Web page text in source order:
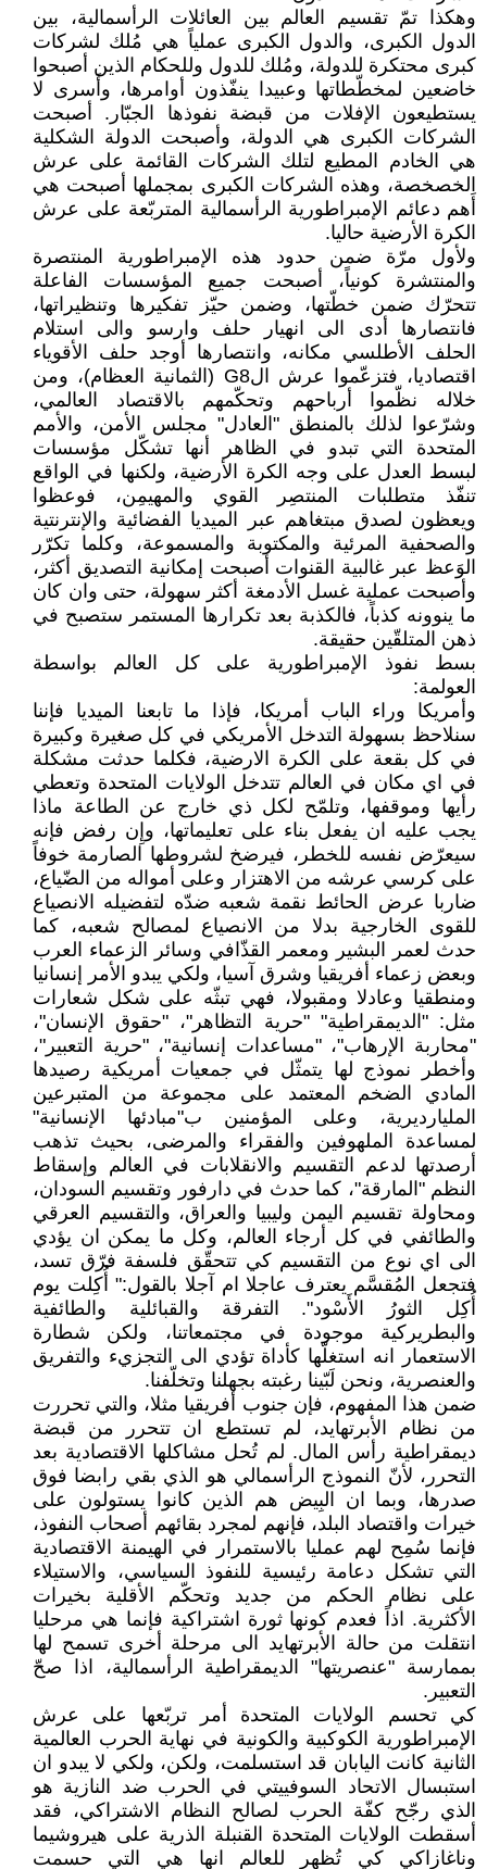
وهكذا تمّ تقسيم العالم بين العائلات الرأسمالية، بين
الدول الكبرى، والدول الكبرى عملياً هي مُلك لشركات
كبرى محتكرة للدولة، ومُلك للدول وللحكام الذين أصبحوا
خاضعين لمخطّطاتها وعبيدا ينفّذون أوامرها، وأَسرى لا
يستطيعون الإفلات من قبضة نفوذها الجبّار. أصبحت
الشركات الكبرى هي الدولة، وأصبحت الدولة الشكلية
هي الخادم المطيع لتلك الشركات القائمة على عرش
الخصخصة، وهذه الشركات الكبرى بمجملها أصبحت هي
أَهم دعائم الإمبراطورية الرأسمالية المتربّعة على عرش
الكرة الأرضية حاليا.
ولأول مرّة ضمن حدود هذه الإمبراطورية المنتصرة
والمنتشرة كونياً، أصبحت جميع المؤسسات الفاعلة
تتحرّك ضمن خطّتها، وضمن حيّز تفكيرها وتنظيراتها،
فانتصارها أدى الى انهيار حلف وارسو والى استلام
الحلف الأطلسي مكانه، وانتصارها أوجد حلف الأقوياء
اقتصاديا، فتزعّموا عرش الG8 (الثمانية العظام)، ومن
خلاله نظّموا أرباحهم وتحكّمهم بالاقتصاد العالمي،
وشرّعوا لذلك بالمنطق "العادل" مجلس الأمن، والأمم
المتحدة التي تبدو في الظاهر أنها تشكّل مؤسسات
لبسط العدل على وجه الكرة الأرضية، ولكنها في الواقع
تنفّذ متطلبات المنتصِر القوي والمهيمِن، فوعظوا
ويعظون لصدق مبتغاهم عبر الميديا الفضائية والإنترنتية
والصحفية المرئية والمكتوبة والمسموعة، وكلما تكرّر
الوَعظ عبر غالبية القنوات أصبحت إمكانية التصديق أكثر،
وأصبحت عملية غسل الأدمغة أكثر سهولة، حتى وان كان
ما ينوونه كذباً، فالكذبة بعد تكرارها المستمر ستصبح في
ذهن المتلقّين حقيقة.
بسط نفوذ الإمبراطورية على كل العالم بواسطة
العولمة:
وأمريكا وراء الباب أمريكا، فإذا ما تابعنا الميديا فإننا
سنلاحظ بسهولة التدخل الأمريكي في كل صغيرة وكبيرة
في كل بقعة على الكرة الارضية، فكلما حدثت مشكلة
في اي مكان في العالم تتدخل الولايات المتحدة وتعطي
رأيها وموقفها، وتلمّح لكل ذي خارج عن الطاعة ماذا
يجب عليه ان يفعل بناء على تعليماتها، وإِن رفض فإنه
سيعرّض نفسه للخطر، فيرضخ لشروطها الصارمة خوفاً
على كرسي عرشه من الاهتزار وعلى أمواله من الضّياع،
ضاربا عرض الحائط نقمة شعبه ضدّه لتفضيله الانصياع
للقوى الخارجية بدلا من الانصياع لمصالح شعبه، كما
حدث لعمر البشير ومعمر القذّافي وسائر الزعماء العرب
وبعض زعماء أفريقيا وشرق آسيا، ولكي يبدو الأمر إنسانيا
ومنطقيا وعادلا ومقبولا، فهي تبثّه على شكل شعارات
مثل: "الديمقراطية" "حرية التظاهر"، "حقوق الإنسان"،
"محاربة الإرهاب"، "مساعدات إنسانية"، "حرية التعبير"،
وأخطر نموذج لها يتمثّل في جمعيات أمريكية رصيدها
المادي الضخم المعتمد على مجموعة من المتبرعين
المليارديرية، وعلى المؤمنين ب"مبادئها الإنسانية"
لمساعدة الملهوفين والفقراء والمرضى، بحيث تذهب
أرصدتها لدعم التقسيم والانقلابات في العالم وإسقاط
النظم "المارقة"، كما حدث في دارفور وتقسيم السودان،
ومحاولة تقسيم اليمن وليبيا والعراق، والتقسيم العرقي
والطائفي في كل أرجاء العالم، وكل ما يمكن ان يؤدي
الى اي نوع من التقسيم كي تتحقّق فلسفة فرّق تسد،
فتجعل المُقسَّم يعترف عاجلا ام آجلا بالقول:" أُكِلت يوم
أُكِل الثورُ الأَسْود". التفرقة والقبائلية والطائفية
والبطريركية موجودة في مجتمعاتنا، ولكن شطارة
الاستعمار انه استغلّها كأداة تؤدي الى التجزيء والتفريق
والعنصرية، ونحن لَبّينا رغبته بجهلنا وتخلّفنا.
ضمن هذا المفهوم، فإن جنوب أفريقيا مثلا، والتي تحررت
من نظام الأبرتهايد، لم تستطع ان تتحرر من قبضة
ديمقراطية رأس المال. لم تُحل مشاكلها الاقتصادية بعد
التحرر، لأنّ النموذج الرأسمالي هو الذي بقي رابضا فوق
صدرها، وبما ان البِيض هم الذين كانوا يستولون على
خيرات واقتصاد البلد، فإنهم لمجرد بقائهم أصحاب النفوذ،
فإنما سُمِح لهم عمليا بالاستمرار في الهيمنة الاقتصادية
التي تشكل دعامة رئيسية للنفوذ السياسي، والاستيلاء
على نظام الحكم من جديد وتحكّم الأقلية بخيرات
الأكثرية. اذاً فعدم كونها ثورة اشتراكية فإنما هي مرحليا
انتقلت من حالة الأبرتهايد الى مرحلة أخرى تسمح لها
بممارسة "عنصريتها" الديمقراطية الرأسمالية، اذا صحّ
التعبير.
كي تحسم الولايات المتحدة أمر تربّعها على عرش
الإمبراطورية الكوكبية والكونية في نهاية الحرب العالمية
الثانية كانت اليابان قد استسلمت، ولكن، ولكي لا يبدو ان
استبسال الاتحاد السوفييتي في الحرب ضد النازية هو
الذي رجّح كفّة الحرب لصالح النظام الاشتراكي، فقد
أسقطت الولايات المتحدة القنبلة الذرية على هيروشيما
وناغازاكي كي تُظهر للعالم انها هي التي حسمت